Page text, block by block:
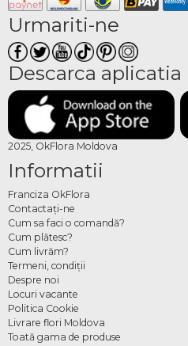
Urmariti-ne
Descarca aplicatia
2025, OkFlora Moldova
Informatii
Franciza OkFlora
Contactaţi-ne
Cum sa faci o comandă?
Cum plătesc?
Cum livrăm?
Termeni, condiţii
Despre noi
Locuri vacante
Politica Cookie
Livrare flori Moldova
Toată gama de produse